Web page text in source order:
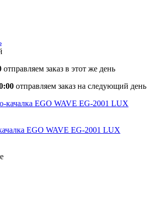
отправляем заказ в этот же день
отправляем заказ на следующий день
EGO WAVE EG-2001 LUX